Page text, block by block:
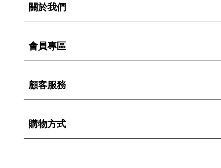
關於我們
會員專區
顧客服務
購物方式